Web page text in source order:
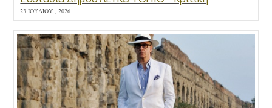
23 ΙΟΥΛΊΟΥ , 2026